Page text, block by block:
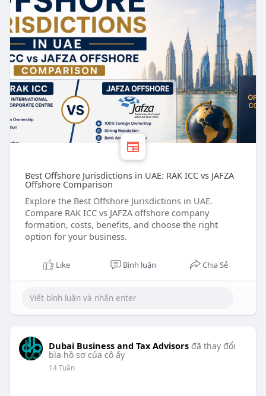
Best Offshore Jurisdictions in UAE: RAK ICC vs JAFZA
Offshore Comparison
Explore the Best Offshore Jurisdictions in UAE.
Compare RAK ICC vs JAFZA offshore company
formation, costs, benefits, and choose the right
option for your business.
Like Bình luận Chia Sẻ
Dubai Business and Tax Advisors đã thay đổi
bìa hồ sơ của cô ấy
14 Tuần